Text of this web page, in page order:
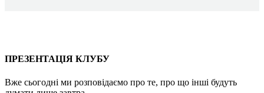
ПРЕЗЕНТАЦІЯ КЛУБУ
Вже сьогодні ми розповідаємо про те, про що інші будуть